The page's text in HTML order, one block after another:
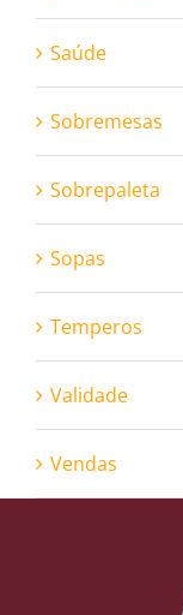
Saúde
Sobremesas
Sobrepaleta
Sopas
Temperos
Validade
Vendas